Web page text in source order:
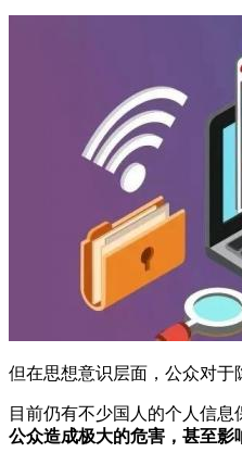
但在思想意识层面，公众对于
目前仍有不少国人的个人信
公众造成极大的危害，甚至影